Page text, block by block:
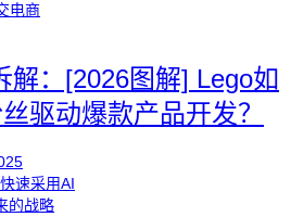
电商
速采用AI
的战略
解：[2026图解] Lego如
驱动爆款产品开发？